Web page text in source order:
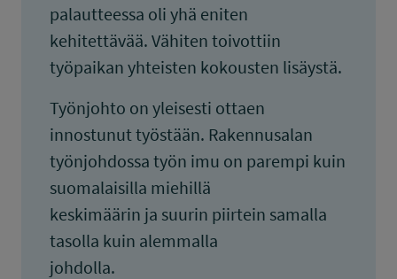
palautteessa oli yhä eniten
kehitettävää. Vähiten toivottiin
työpaikan yhteisten kokousten lisäystä.
Työnjohto on yleisesti ottaen
innostunut työstään. Rakennusalan
työnjohdossa työn imu on parempi kuin
suomalaisilla miehillä
keskimäärin ja suurin piirtein samalla
tasolla kuin alemmalla
johdolla.